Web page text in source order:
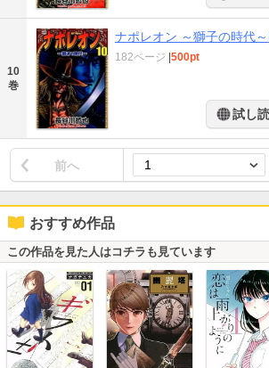
10
巻
ナポレオン ～獅子の時代
182ページ 500pt
試し
前へ
おすすめ作品
この作品を見た人はコチラも見ています